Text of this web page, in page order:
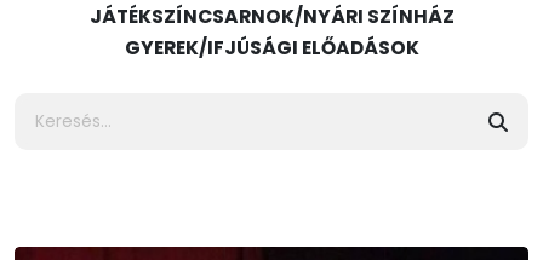
JÁTÉKSZÍNCSARNOK/NYÁRI SZÍNHÁZ
GYEREK/IFJÚSÁGI ELŐADÁSOK